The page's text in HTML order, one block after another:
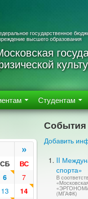
государственное
высшего образования
Студентам
»
СБ
ВС
6
7
13
14
События
Добавить
II
спорта»
В
(МГАФК)